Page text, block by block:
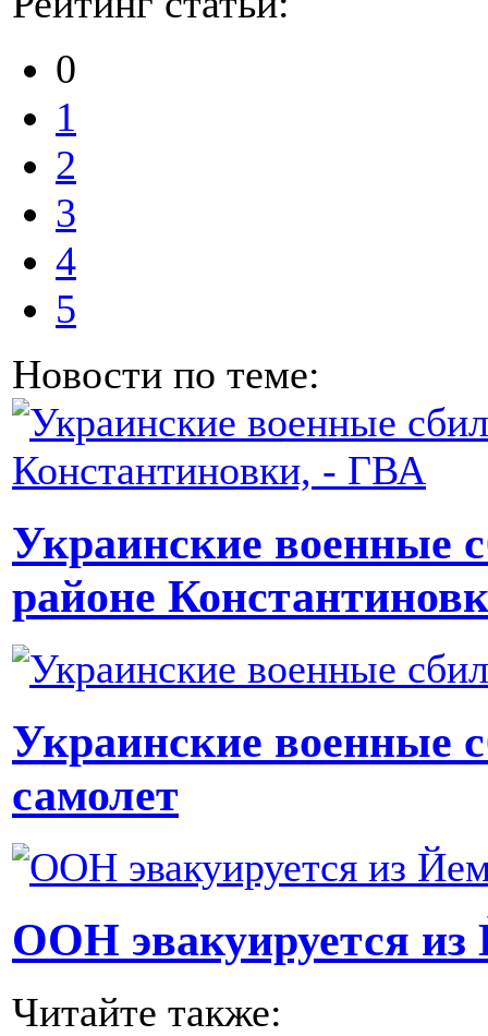
0
1
2
3
4
5
Новости по теме:
Украинские военные
районе
Украинские военные
самолет
ООН эвакуируется из
Читайте также: